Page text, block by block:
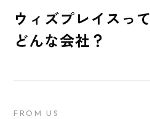
ウィズプレイスって
どんな会社？
FROM US